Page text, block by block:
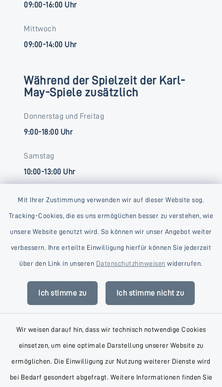
Mit Ihrer Zustimmung verwenden wir auf dieser Website sog.
Tracking-Cookies, die es uns ermöglichen besser zu verstehen, wie
unsere Website genutzt wird. So können wir unser Angebot weiter
verbessern. Ihre erteilte Einwilligung hierfür können Sie jederzeit
über den Link in unseren Datenschutzhinweisen widerrufen.
Ich stimme zu Ich stimme nicht zu
Wir weisen darauf hin, dass wir technisch notwendige Cookies
einsetzen, um eine optimale Darstellung unserer Website zu
ermöglichen. Die Einwilligung zur Nutzung weiterer Dienste wird
bei Bedarf gesondert abgefragt. Weitere Informationen finden Sie
09:00-16:00 Uhr
Mittwoch
09:00-14:00 Uhr
Während der Spielzeit der Karl-
May-Spiele zusätzlich
Donnerstag und Freitag
9:00-18:00 Uhr
Samstag
10:00-13:00 Uhr
Kontakt
Datenschutz
Impressum
Sitemap